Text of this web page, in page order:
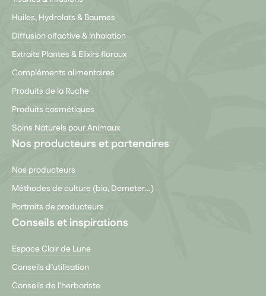
Huiles, Hydrolats & Baumes
Diffusion olfactive & Inhalation
Extraits Plantes & Elixirs floraux
Compléments alimentaires
Produits de la Ruche
Produits cosmétiques
Soins Naturels pour Animaux
Nos producteurs et partenaires
Nos producteurs
Méthodes de culture (bio, Demeter…)
Portraits de producteurs
Conseils et inspirations
Espace Clair de Lune
Conseils d’utilisation
Conseils de l'herboriste